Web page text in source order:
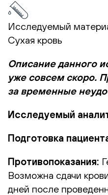
Исследуемый
Сухая кровь
Описание данного
уже совсем скоро.
за временные
Исследуемый
Подготовка
Противопоказания:
Возможна сдачи
дней после